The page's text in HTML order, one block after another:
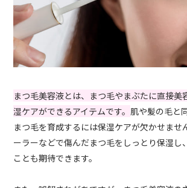
まつ毛美容液とは、まつ毛やまぶたに直接美
湿ケアができるアイテムです。 肌や髪の毛と
まつ毛を育成するには保湿ケアが欠かせませ
ーラーなどで傷んだまつ毛をしっとり保湿し
ことも期待できます。